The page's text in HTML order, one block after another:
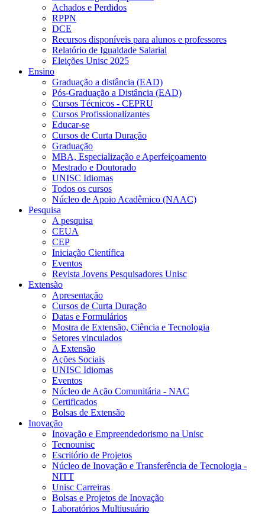
Achados e Perdidos
RPPN
DCE
Recursos disponíveis para alunos e professores
Relatório de Igualdade Salarial
Eleições Unisc 2025
Ensino
Graduação a distância (EAD)
Pós-Graduação a Distância (EAD)
Cursos Técnicos - CEPRU
Cursos Profissionalizantes
Educar-se
Cursos de Curta Duração
Graduação
MBA, Especialização e Aperfeiçoamento
Mestrado e Doutorado
UNISC Idiomas
Todos os cursos
Núcleo de Apoio Acadêmico (NAAC)
Pesquisa
A pesquisa
CEUA
CEP
Iniciação Científica
Eventos
Revista Jovens Pesquisadores Unisc
Extensão
Apresentação
Cursos de Curta Duração
Datas e Formulários
Mostra de Extensão, Ciência e Tecnologia
Setores vinculados
A Extensão
Ações Sociais
UNISC Idiomas
Eventos
Núcleo de Ação Comunitária - NAC
Certificados
Bolsas de Extensão
Inovação
Inovação e Empreendedorismo na Unisc
Tecnounisc
Escritório de Projetos
Núcleo de Inovação e Transferência de Tecnologia -
NITT
Unisc Carreiras
Bolsas e Projetos de Inovação
Laboratórios Multiusuário